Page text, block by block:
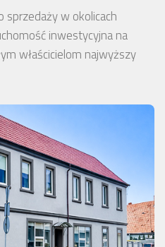
sprzedaży w okolicach
inwestycyjna na
właścicielom najwyższy